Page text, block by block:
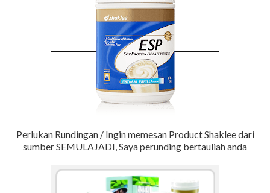
Perlukan Rundingan / Ingin memesan Product Shaklee dari
sumber SEMULAJADI, Saya perunding bertauliah anda